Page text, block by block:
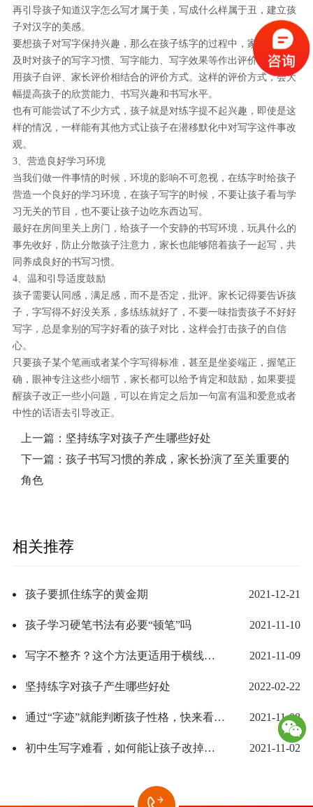
再引导孩子知道汉字怎么写才属于美，写成什么样属于丑，建立孩
子对汉字的美感。
要想孩子对写字保持兴趣，那么在孩子练字的过程中，家长们记得
及时对孩子的写字习惯、写字能力、写字效果等作出评价。可以采
用孩子自评、家长评价相结合的评价方式。这样的评价方式，会大
幅提高孩子的欣赏能力、书写兴趣和书写水平。
也有可能尝试了不少方式，孩子就是对练字提不起兴趣，即使是这
样的情况，一样能有其他方式让孩子在潜移默化中对写字这件事改
观。
3、营造良好学习环境
当我们做一件事情的时候，环境的影响不可忽视，在练字时给孩子
营造一个良好的学习环境，在孩子写字的时候，不要让孩子看与学
习无关的节目，也不要让孩子边吃东西边写。
最好在房间里关上房门，给孩子一个安静的书写环境，玩具什么的
事先收好，防止分散孩子注意力，家长也能够陪着孩子一起写，共
同养成良好的书写习惯。
4、温和引导适度鼓励
孩子需要认同感，满足感，而不是否定，批评。家长记得要告诉孩
子，字写得不好没关系，多练练就好了，不要一味指责孩子不好好
写字，总是拿别的写字好看的孩子对比，这样会打击孩子的自信
心。
只要孩子某个笔画或者某个字写得标准，甚至是坐姿端正，握笔正
确，眼神专注这些小细节，家长都可以给予肯定和鼓励，如果要提
醒孩子改正一些小问题，可以在肯定之后加一句富有温和爱意或者
中性的话语去引导改正。
上一篇： 坚持练字对孩子产生哪些好处
下一篇： 孩子书写习惯的养成，家长扮演了至关重要的
角色
相关推荐
孩子要抓住练字的黄金期 2021-12-21
孩子学习硬笔书法有必要“顿笔”吗 2021-11-10
写字不整齐？这个方法更适用于横线格和空白纸上写字 2021-11-09
坚持练字对孩子产生哪些好处 2022-02-22
通过“字迹”就能判断孩子性格，快来看看你家孩子是什么性格 2021-11-08
初中生写字难看，如何能让孩子改掉坏习惯 2021-11-02